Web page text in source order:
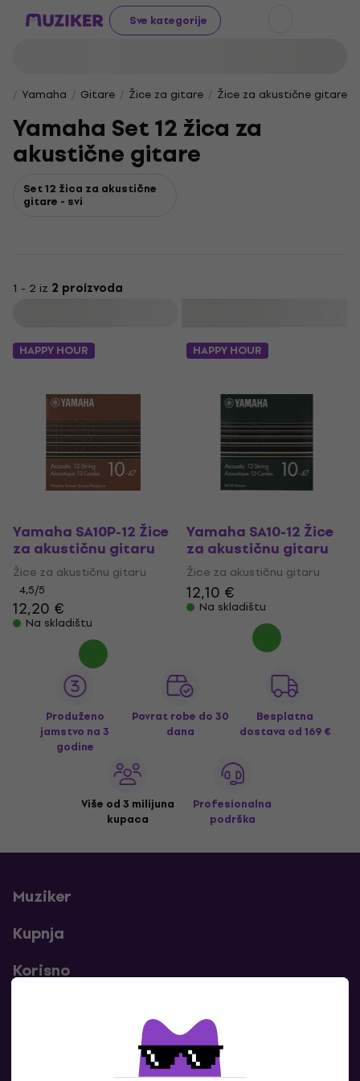
Sve kategorije
Yamaha Gitare Žice za gitare Žice za akustične gitare
Yamaha Set 12 žica za
akustične gitare
Set 12 žica za akustične
gitare - svi
1 - 2 iz 2 proizvoda
HAPPY HOUR
Yamaha SA10P-12 Žice
za akustičnu gitaru
Žice za akustičnu gitaru
4,5/5
12,20 €
Na skladištu
HAPPY HOUR
Yamaha SA10-12 Žice
za akustičnu gitaru
Žice za akustičnu gitaru
12,10 €
Na skladištu
Produženo
jamstvo na 3
godine
Povrat robe do 30
dana
Besplatna
dostava od 169 €
Više od 3 milijuna
kupaca
Profesionalna
podrška
Muziker
Kupnja
Korisno
Kontakti